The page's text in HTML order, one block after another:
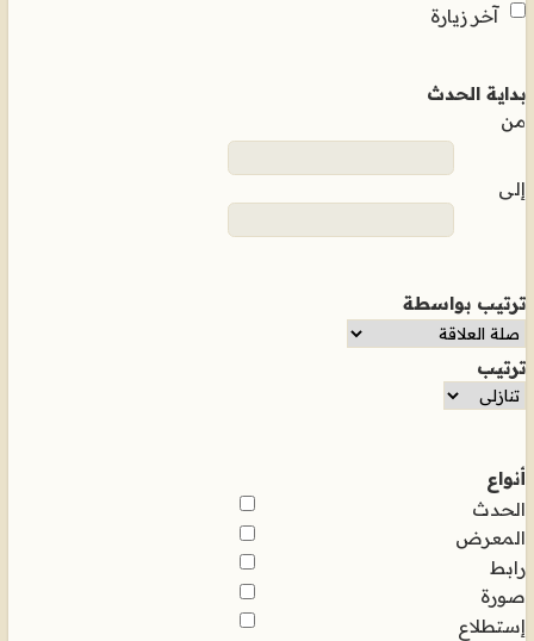
آخر زيارة
بداية الحدث
من
إلى
ترتيب بواسطة
ترتيب
أنواع
الحدث
المعرض
رابط
صورة
إستطلاع